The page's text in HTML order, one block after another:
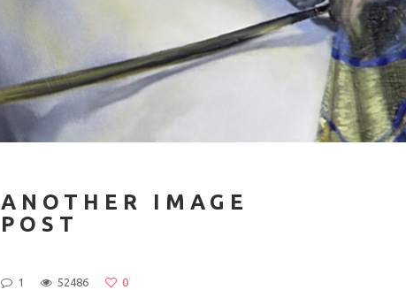
ANOTHER IMAGE
POST
1 52486 0